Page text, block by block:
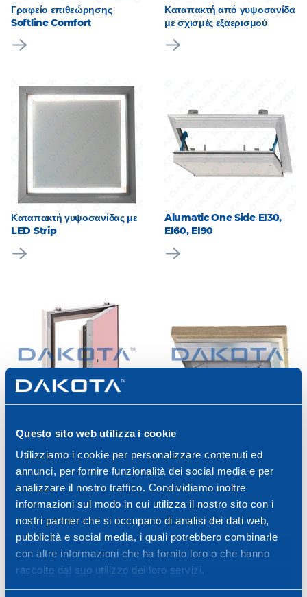
Questo sito web utilizza i cookie
Utilizziamo i cookie per personalizzare contenuti ed
annunci, per fornire funzionalità dei social media e per
analizzare il nostro traffico. Condividiamo inoltre
informazioni sul modo in cui utilizza il nostro sito con i
nostri partner che si occupano di analisi dei dati web,
pubblicità e social media, i quali potrebbero combinarle
con altre informazioni che ha fornito loro o che hanno
raccolto dal suo utilizzo dei loro servizi.
Γραφείο επιθεώρησης
Softline Comfort
Καταπακτή από γυψοσανίδα
με σχισμές εξαερισμού
Καταπακτή γυψοσανίδας με
LED Strip
Alumatic One Side EI30,
EI60, EI90
επιθεώρησης AluSpeed
F90/EI90
Securtecna F120/EI120